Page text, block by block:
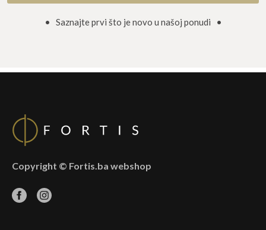
• Saznajte prvi što je novo u našoj ponudi •
Copyright © Fortis.ba webshop